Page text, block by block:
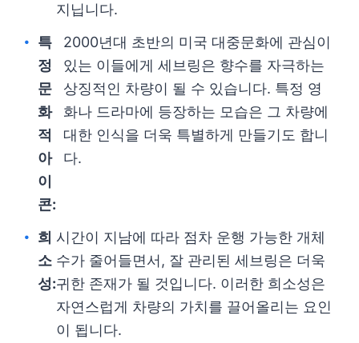
지닙니다.
특
정
문
화
적
아
이
콘:
2000년대 초반의 미국 대중문화에 관심이
있는 이들에게 세브링은 향수를 자극하는
상징적인 차량이 될 수 있습니다. 특정 영
화나 드라마에 등장하는 모습은 그 차량에
대한 인식을 더욱 특별하게 만들기도 합니
다.
희
소
성:
시간이 지남에 따라 점차 운행 가능한 개체
수가 줄어들면서, 잘 관리된 세브링은 더욱
귀한 존재가 될 것입니다. 이러한 희소성은
자연스럽게 차량의 가치를 끌어올리는 요인
이 됩니다.